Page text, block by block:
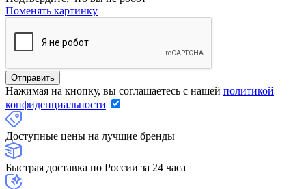
Поменять картинку
Нажимая на кнопку, вы соглашаетесь с нашей политикой
конфиденциальности
Доступные цены на лучшие бренды
Быстрая доставка по России за 24 часа